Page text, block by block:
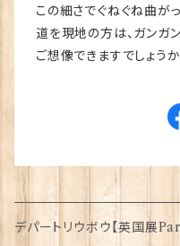
この細さでぐねぐね曲が
道を現地の方は、ガンガ
ご想像できますでしょうか
デパートリウボウ【英国展